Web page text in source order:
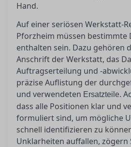
Hand.
Auf einer seriösen Werkstatt-
Pforzheim müssen bestimmte
enthalten sein. Dazu gehören
Anschrift der Werkstatt, das
Auftragserteilung und -
präzise Auflistung der
und verwendeten Ersatzteile.
dass alle Positionen klar und
formuliert sind, um mögliche
schnell identifizieren zu
Unklarheiten auffallen, zögern